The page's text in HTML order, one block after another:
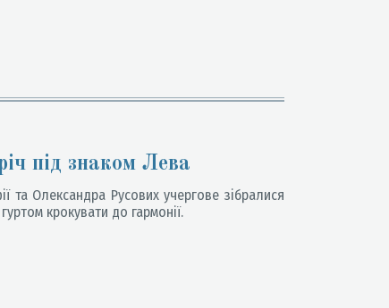
під знаком Лева
та Олександра Русових учергове зібралися
крокувати до гармонії.